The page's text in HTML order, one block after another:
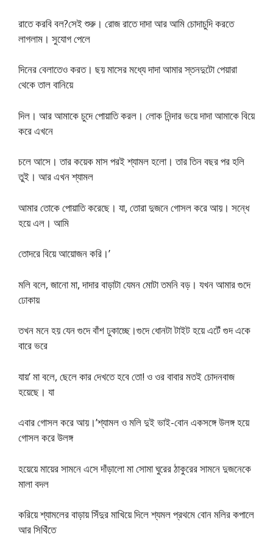
রাতে করবি বল?সেই শুরু। রোজ রাতে দাদা আর আমি চোদাচুদি করতে
লাগলাম। সুযোগ পেলে
দিনের বেলাতেও করত। ছয় মাসের মধ্যে দাদা আমার স্তনদুটো পেয়ারা
থেকে তাল বানিয়ে
দিল। আর আমাকে চুদে পোয়াতি করল। লোক নিন্দার ভয়ে দাদা আমাকে বিয়ে
করে এখনে
চলে আসে। তার কয়েক মাস পরই শ্যামল হলো। তার তিন বছর পর হলি
তুই। আর এখন শ্যামল
আমার তোকে পোয়াতি করেছে। যা, তোরা দুজনে গোসল করে আয়। সন্ধে
হয়ে এল। আমি
তোদরে বিয়ে আয়োজন করি।’
মলি বলে, জানো মা, দাদার বাড়াটা যেমন মোটা তমনি বড়। যখন আমার গুদে
ঢোকায়
তখন মনে হয় যেন গুদে বাঁশ ঢুকাচ্ছে।গুদে ধোনটা টাইট হয়ে এটেঁ গুদ একে
বারে ভরে
যায়’ মা বলে, ছেলে কার দেখতে হবে তো! ও ওর বাবার মতই চোদনবাজ
হয়েছে। যা
এবার গোসল করে আয়।’শ্যামল ও মলি দুই ভাই-বোন একসঙ্গে উলঙ্গ হয়ে
গোসল করে উলঙ্গ
হয়েয়ে মায়ের সামনে এসে দাঁড়ালো মা সোমা ঘুরের ঠাকুরের সামনে দুজনেকে
মালা বদল
করিয়ে শ্যামলের বাড়ায় সিঁদুর মাখিয়ে দিলে শ্যমল প্রথমে বোন মলির কপালে
আর সিথিঁতে